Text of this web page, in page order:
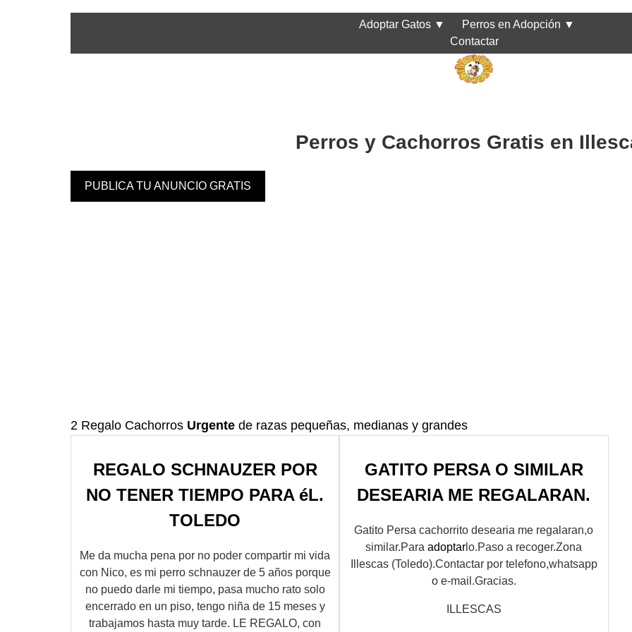
Adoptar Gatos ▼ Perros en Adopción ▼
Contactar
Perros y Cachorros Gratis en
PUBLICA TU ANUNCIO GRATIS
2 Regalo Cachorros Urgente de razas pequeñas, medianas y grandes
REGALO SCHNAUZER POR
NO TENER TIEMPO PARA éL.
TOLEDO
Me da mucha pena por no poder compartir mi vida
con Nico, es mi perro schnauzer de 5 años porque
no puedo darle mi tiempo, pasa mucho rato solo
encerrado en un piso, tengo niña de 15 meses y
trabajamos hasta muy tarde. LE REGALO, con
GATITO PERSA O SIMILAR
DESEARIA ME REGALARAN.
Gatito Persa cachorrito desearia me regalaran,o
similar.Paraadoptar lo.Paso a recoger.Zona
Illescas (Toledo).Contactar por telefono,whatsapp
o e-mail.Gracias.
ILLESCAS